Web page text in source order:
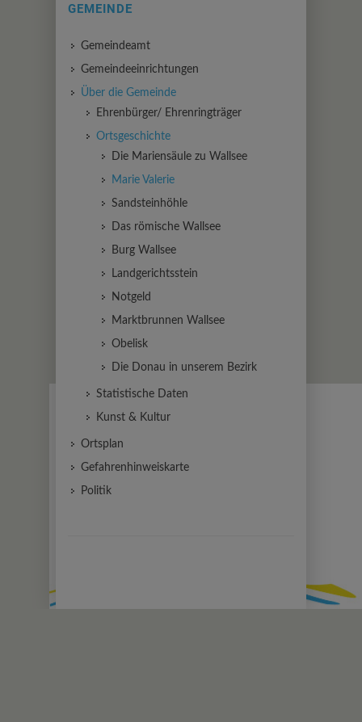
GEMEINDE
Gemeindeamt
Gemeindeeinrichtungen
Über die Gemeinde
Ehrenbürger/ Ehrenringträger
Ortsgeschichte
Die Mariensäule zu Wallsee
Marie Valerie
Sandsteinhöhle
Das römische Wallsee
Burg Wallsee
Landgerichtsstein
Notgeld
Marktbrunnen Wallsee
Obelisk
Die Donau in unserem Bezirk
Statistische Daten
Kunst & Kultur
Ortsplan
Gefahrenhinweiskarte
Politik